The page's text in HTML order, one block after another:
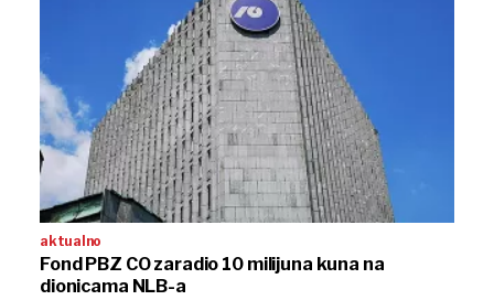
aktualno
Fond PBZ CO zaradio 10 milijuna kuna na
dionicama NLB-a